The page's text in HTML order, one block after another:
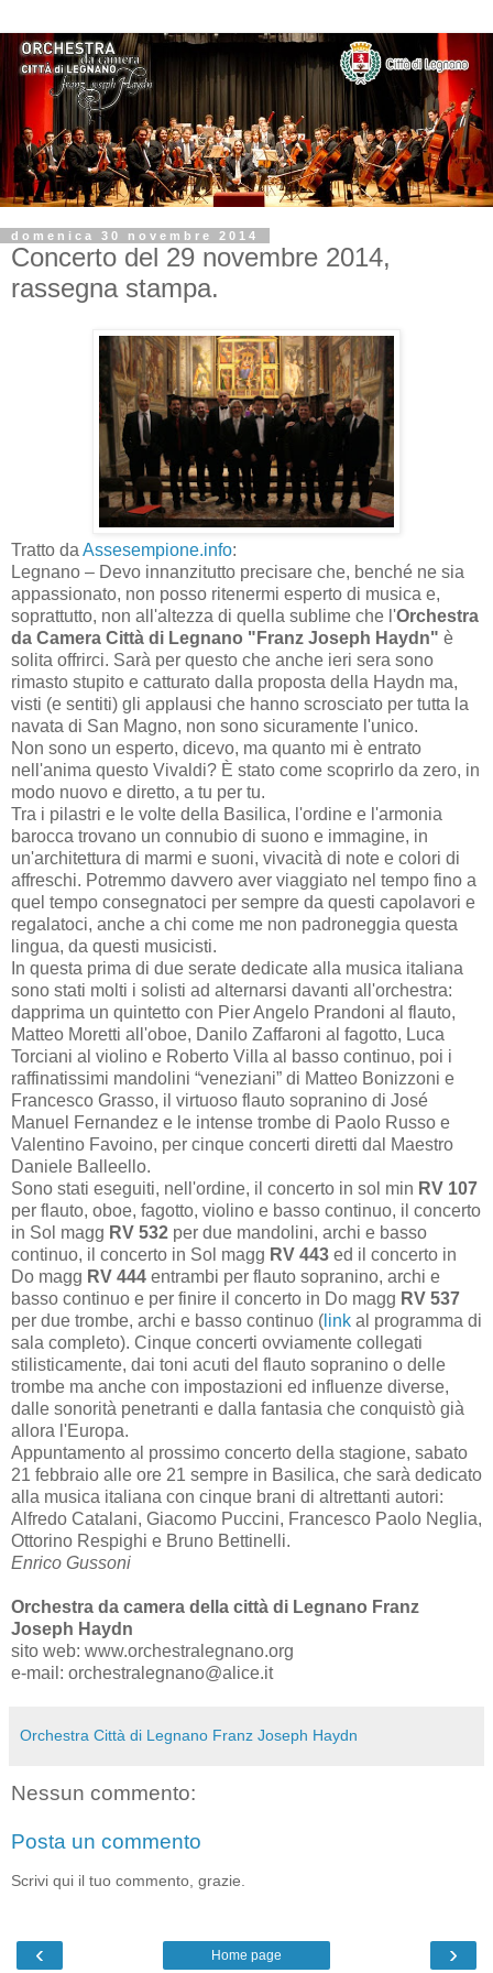
domenica 30 novembre 2014
Concerto del 29 novembre 2014,
rassegna stampa.
Tratto daAssesempione.info:
Legnano – Devo innanzitutto precisare che, benché ne sia
appassionato, non posso ritenermi esperto di musica e,
soprattutto, non all'altezza di quella sublime che l'Orchestra
da Camera Città di Legnano "Franz Joseph Haydn" è
solita offrirci. Sarà per questo che anche ieri sera sono
rimasto stupito e catturato dalla proposta della Haydn ma,
visti (e sentiti) gli applausi che hanno scrosciato per tutta la
navata di San Magno, non sono sicuramente l'unico.
Non sono un esperto, dicevo, ma quanto mi è entrato
nell'anima questo Vivaldi? È stato come scoprirlo da zero, in
modo nuovo e diretto, a tu per tu.
Tra i pilastri e le volte della Basilica, l'ordine e l'armonia
barocca trovano un connubio di suono e immagine, in
un'architettura di marmi e suoni, vivacità di note e colori di
affreschi. Potremmo davvero aver viaggiato nel tempo fino a
quel tempo consegnatoci per sempre da questi capolavori e
regalatoci, anche a chi come me non padroneggia questa
lingua, da questi musicisti.
In questa prima di due serate dedicate alla musica italiana
sono stati molti i solisti ad alternarsi davanti all'orchestra:
dapprima un quintetto con Pier Angelo Prandoni al flauto,
Matteo Moretti all'oboe, Danilo Zaffaroni al fagotto, Luca
Torciani al violino e Roberto Villa al basso continuo, poi i
raffinatissimi mandolini “veneziani” di Matteo Bonizzoni e
Francesco Grasso, il virtuoso flauto sopranino di José
Manuel Fernandez e le intense trombe di Paolo Russo e
Valentino Favoino, per cinque concerti diretti dal Maestro
Daniele Balleello.
Sono stati eseguiti, nell'ordine, il concerto in sol min RV 107
per flauto, oboe, fagotto, violino e basso continuo, il concerto
in Sol magg RV 532 per due mandolini, archi e basso
continuo, il concerto in Sol magg RV 443 ed il concerto in
Do magg RV 444 entrambi per flauto sopranino, archi e
basso continuo e per finire il concerto in Do magg RV 537
per due trombe, archi e basso continuo ( link al programma di
sala completo). Cinque concerti ovviamente collegati
stilisticamente, dai toni acuti del flauto sopranino o delle
trombe ma anche con impostazioni ed influenze diverse,
dalle sonorità penetranti e dalla fantasia che conquistò già
allora l'Europa.
Appuntamento al prossimo concerto della stagione, sabato
21 febbraio alle ore 21 sempre in Basilica, che sarà dedicato
alla musica italiana con cinque brani di altrettanti autori:
Alfredo Catalani, Giacomo Puccini, Francesco Paolo Neglia,
Ottorino Respighi e Bruno Bettinelli.
Enrico Gussoni
Orchestra da camera della città di Legnano Franz
Joseph Haydn
sito web: www.orchestralegnano.org
e-mail: orchestralegnano@alice.it
Orchestra Città di Legnano Franz Joseph Haydn
Nessun commento:
Posta un commento
Scrivi qui il tuo commento, grazie.
‹ ›
Home page